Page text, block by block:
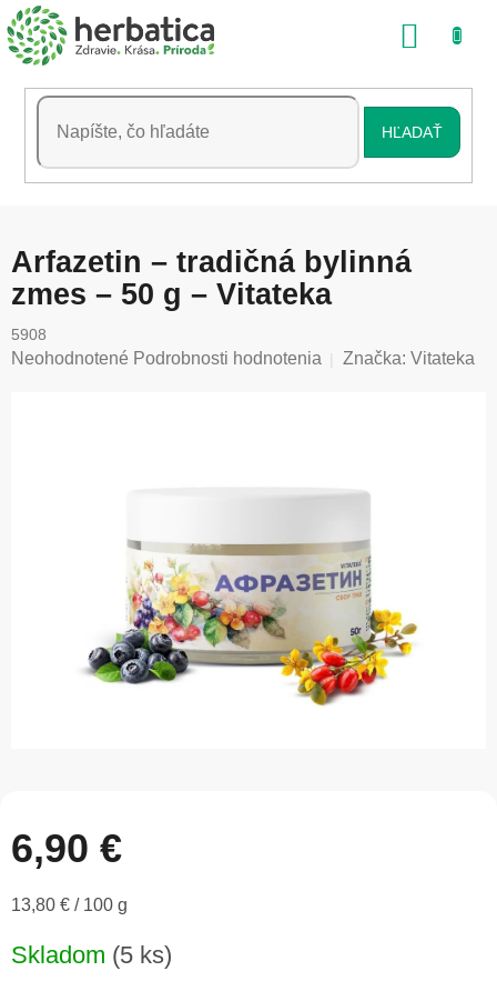
Prejsť
na
obsah
HĽADAŤ
Arfazetin – tradičná bylinná
zmes – 50 g – Vitateka
5908
Priemerné
Neohodnotené Podrobnosti hodnotenia Značka: Vitateka
6,90 €
Jednotková
13,80 € / 100 g
Skladom (5 ks)